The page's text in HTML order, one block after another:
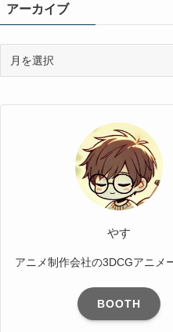
アーカイブ
イ
やす
アニメ制作会社の3DCGアニメ
BOOTH